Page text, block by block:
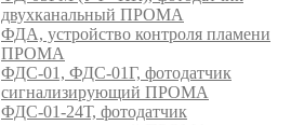
двухканальный ПРОМА
ФДА, устройство контроля пламени
ПРОМА
ФДС-01, ФДС-01Г, фотодатчик
сигнализирующий ПРОМА
ФДС-01-24Т, фотодатчик